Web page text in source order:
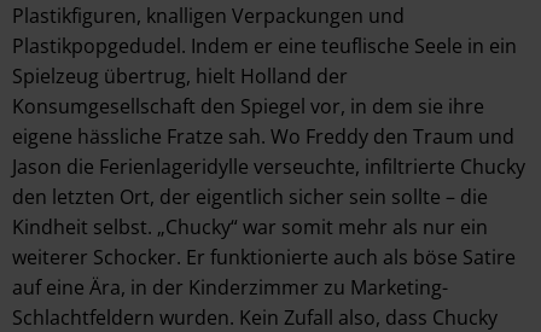
Plastikfiguren, knalligen Verpackungen und
Plastikpopgedudel. Indem er eine teuflische Seele in ein
Spielzeug übertrug, hielt Holland der
Konsumgesellschaft den Spiegel vor, in dem sie ihre
eigene hässliche Fratze sah. Wo Freddy den Traum und
Jason die Ferienlageridylle verseuchte, infiltrierte Chucky
den letzten Ort, der eigentlich sicher sein sollte – die
Kindheit selbst. „Chucky“ war somit mehr als nur ein
weiterer Schocker. Er funktionierte auch als böse Satire
auf eine Ära, in der Kinderzimmer zu Marketing-
Schlachtfeldern wurden. Kein Zufall also, dass Chucky